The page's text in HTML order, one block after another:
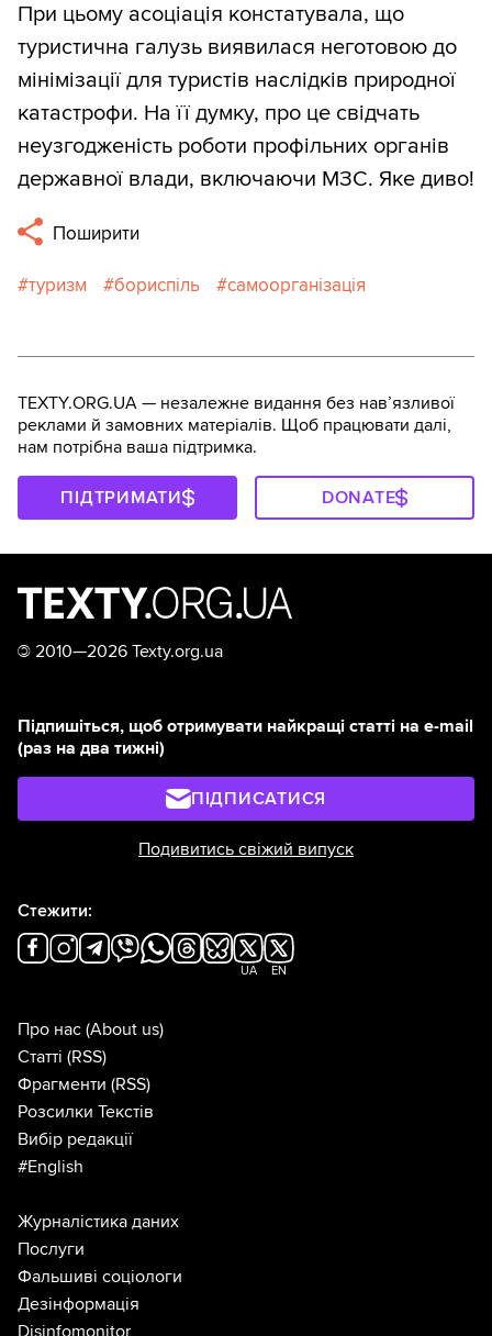
При цьому асоціація констатувала, що
туристична галузь виявилася неготовою до
мінімізації для туристів наслідків природної
катастрофи. На її думку, про це свідчать
неузгодженість роботи профільних органів
державної влади, включаючи МЗС. Яке диво!
Поширити
туризм бориспіль самоорганізація
TEXTY.ORG.UA — незалежне видання без навʼязливої
реклами й замовних матеріалів. Щоб працювати далі,
нам потрібна ваша підтримка.
ПІДТРИМАТИ DONATE
© 2010—2026 Texty.org.ua
Підпишіться, щоб отримувати найкращі статті на e-mail
(раз на два тижні)
ПІДПИСАТИСЯ
Подивитись свіжий випуск
Стежити:
UA EN
Про нас (About us)
Статті (RSS)
Фрагменти (RSS)
Розсилки Текстів
Вибір редакції
#English
Журналістика даних
Послуги
Фальшиві соціологи
Дезінформація